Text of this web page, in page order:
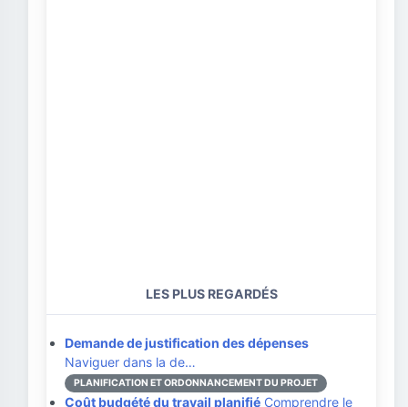
LES PLUS REGARDÉS
Demande de justification des dépenses
Naviguer dans la de…
PLANIFICATION ET ORDONNANCEMENT DU PROJET
Coût budgété du travail planifié Comprendre le